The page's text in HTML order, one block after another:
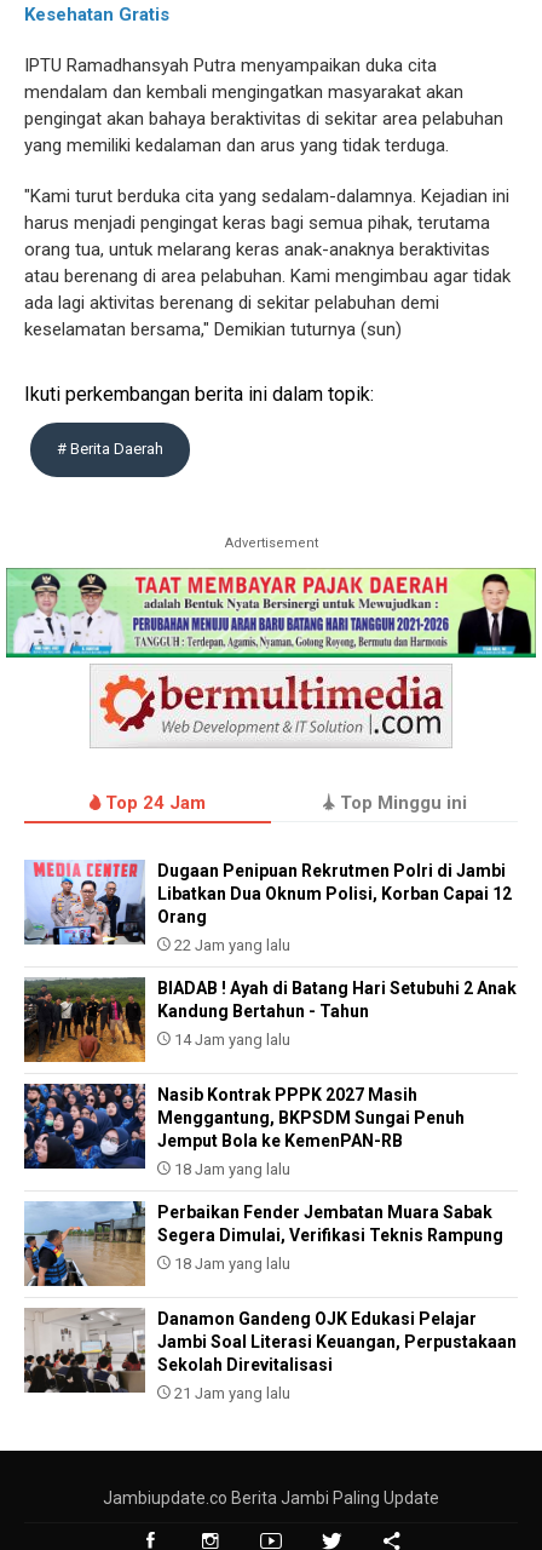
Kesehatan Gratis
IPTU Ramadhansyah Putra menyampaikan duka cita
mendalam dan kembali mengingatkan masyarakat akan
pengingat akan bahaya beraktivitas di sekitar area pelabuhan
yang memiliki kedalaman dan arus yang tidak terduga.
"Kami turut berduka cita yang sedalam-dalamnya. Kejadian ini
harus menjadi pengingat keras bagi semua pihak, terutama
orang tua, untuk melarang keras anak-anaknya beraktivitas
atau berenang di area pelabuhan. Kami mengimbau agar tidak
ada lagi aktivitas berenang di sekitar pelabuhan demi
keselamatan bersama," Demikian tuturnya (sun)
Ikuti perkembangan berita ini dalam topik:
# Berita Daerah
Advertisement
Top 24 Jam Top Minggu ini
Dugaan Penipuan Rekrutmen Polri di Jambi
Libatkan Dua Oknum Polisi, Korban Capai 12
Orang
22 Jam yang lalu
BIADAB ! Ayah di Batang Hari Setubuhi 2 Anak
Kandung Bertahun - Tahun
14 Jam yang lalu
Nasib Kontrak PPPK 2027 Masih
Menggantung, BKPSDM Sungai Penuh
Jemput Bola ke KemenPAN-RB
18 Jam yang lalu
Perbaikan Fender Jembatan Muara Sabak
Segera Dimulai, Verifikasi Teknis Rampung
18 Jam yang lalu
Danamon Gandeng OJK Edukasi Pelajar
Jambi Soal Literasi Keuangan, Perpustakaan
Sekolah Direvitalisasi
21 Jam yang lalu
Jambiupdate.co Berita Jambi Paling Update